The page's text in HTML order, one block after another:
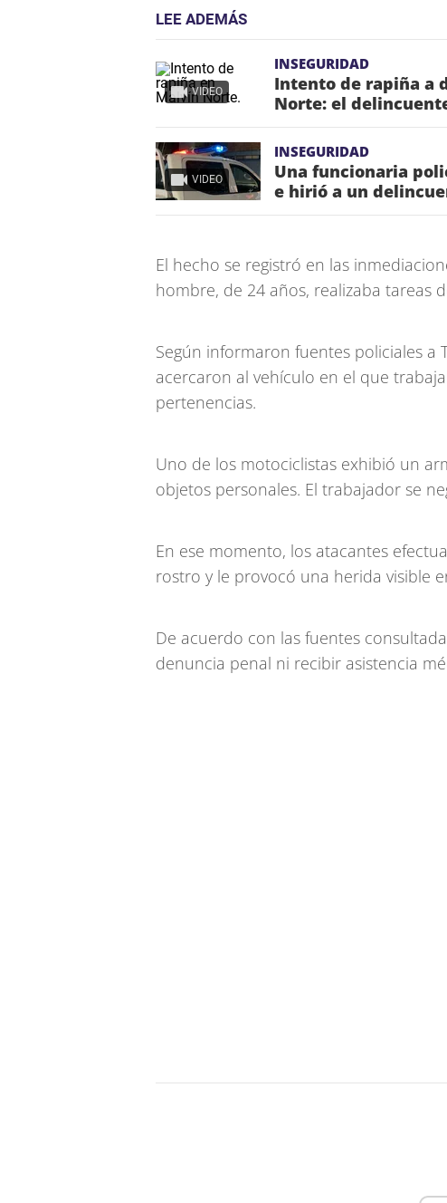
LEE ADEMÁS
VIDEO
INSEGURIDAD
Intento de rapiña a
Norte: el
VIDEO
INSEGURIDAD
Una funcionaria
e hirió a un
El hecho se registró en las
hombre, de 24 años, realizaba tareas
Según informaron fuentes policiales a
acercaron al vehículo en el que
pertenencias.
Uno de los motociclistas exhibió un
objetos personales. El trabajador se
En ese momento, los atacantes
rostro y le provocó una herida visible
De acuerdo con las fuentes
denuncia penal ni recibir asistencia